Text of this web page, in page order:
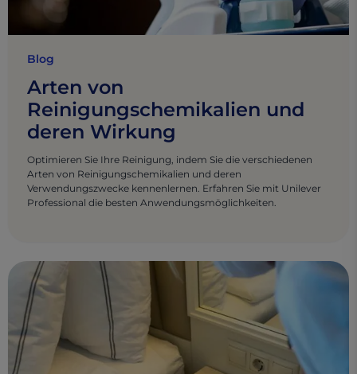
Blog
Arten von
Reinigungschemikalien und
deren Wirkung
Optimieren Sie Ihre Reinigung, indem Sie die verschiedenen
Arten von Reinigungschemikalien und deren
Verwendungszwecke kennenlernen. Erfahren Sie mit Unilever
Professional die besten Anwendungsmöglichkeiten.